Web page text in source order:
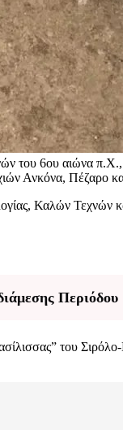
του 6ου αιώνα
Ανκόνα, Πέζαρο
Καλών Τεχνών
Περιόδου
του